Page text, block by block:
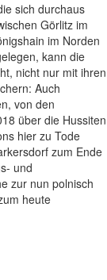
sich durchaus
Görlitz im
im Norden
kann die
nicht nur mit ihren
Auch
von den
über die Hussiten
hier zu Tode
zum Ende
und
zur nun polnisch
heute